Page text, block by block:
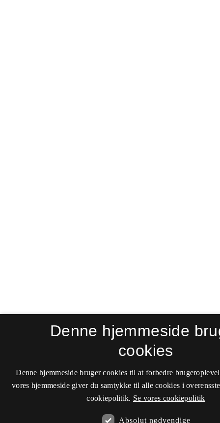
Denne hjemmeside
cookies
Denne hjemmeside bruger cookies til at forbedre
vores hjemmeside giver du samtykke til alle cookies i
cookiepolitik. Se vores cookiepolitik
Absolut nødvendige